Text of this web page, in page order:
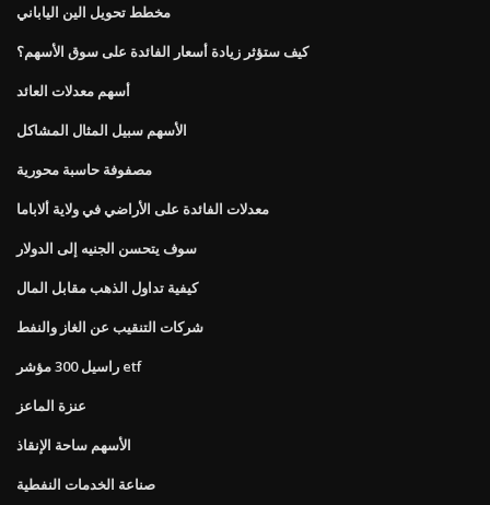
مخطط تحويل الين الياباني
كيف ستؤثر زيادة أسعار الفائدة على سوق الأسهم؟
أسهم معدلات العائد
الأسهم سبيل المثال المشاكل
مصفوفة حاسبة محورية
معدلات الفائدة على الأراضي في ولاية ألاباما
سوف يتحسن الجنيه إلى الدولار
كيفية تداول الذهب مقابل المال
شركات التنقيب عن الغاز والنفط
راسيل 300 مؤشر etf
عنزة الماعز
الأسهم ساحة الإنقاذ
صناعة الخدمات النفطية